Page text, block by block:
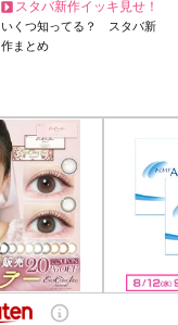
スタバ新作イッキ見せ！
いくつ知ってる？ スタバ新
作まとめ